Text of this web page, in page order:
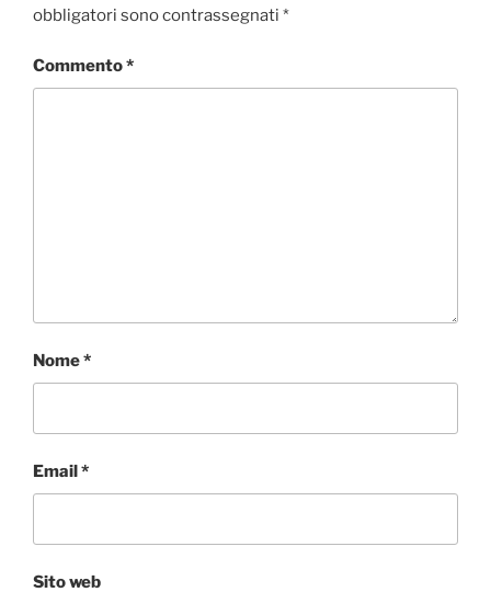
obbligatori sono contrassegnati *
Commento*
Nome*
Email*
Sito web